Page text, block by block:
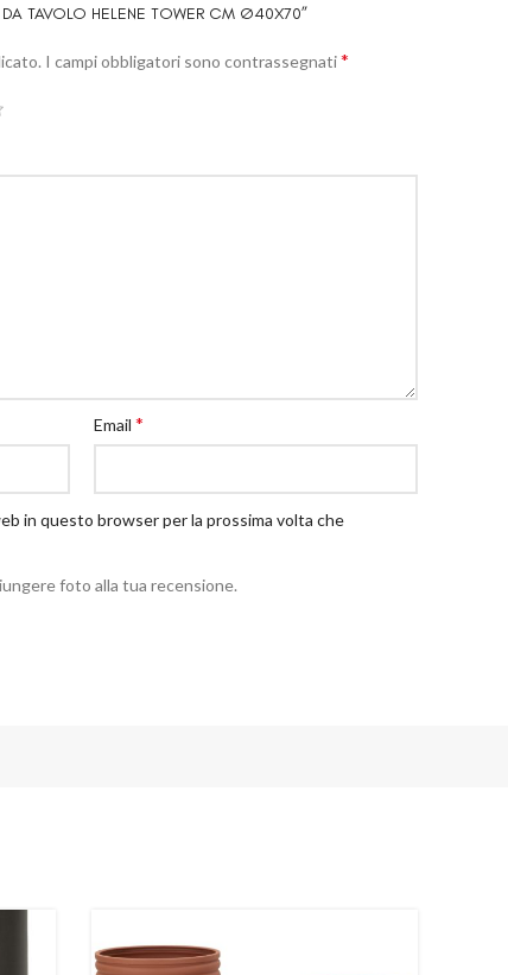
DA TAVOLO HELENE TOWER CM Ø40X70”
I campi obbligatori sono contrassegnati*
Email *
in questo browser per la prossima volta che
foto alla tua recensione.